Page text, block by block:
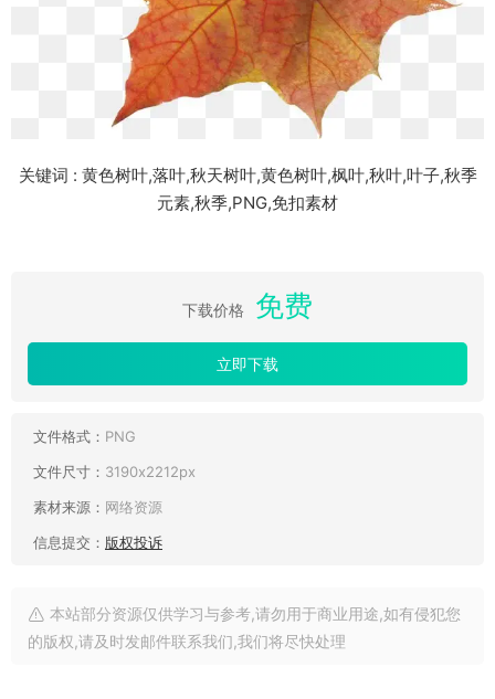
关键词 : 黄色树叶,落叶,秋天树叶,黄色树叶,枫叶,秋叶,叶子,秋季
元素,秋季,PNG,免扣素材
下载价格 免费
立即下载
文件格式： PNG
文件尺寸： 3190x2212px
素材来源： 网络资源
信息提交： 版权投诉
本站部分资源仅供学习与参考,请勿用于商业用途,如有侵犯您
的版权,请及时发邮件联系我们,我们将尽快处理